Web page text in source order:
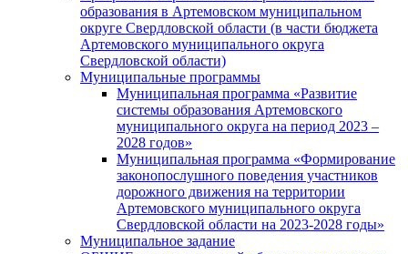
образования в Артемовском муниципальном
округе Свердловской области (в части бюджета
Артемовского муниципального округа
Свердловской области)
Муниципальные программы
Муниципальная программа «Развитие
системы образования Артемовского
муниципального округа на период 2023 –
2028 годов»
Муниципальная программа «Формирование
законопослушного поведения участников
дорожного движения на территории
Артемовского муниципального округа
Свердловской области на 2023-2028 годы»
Муниципальное задание